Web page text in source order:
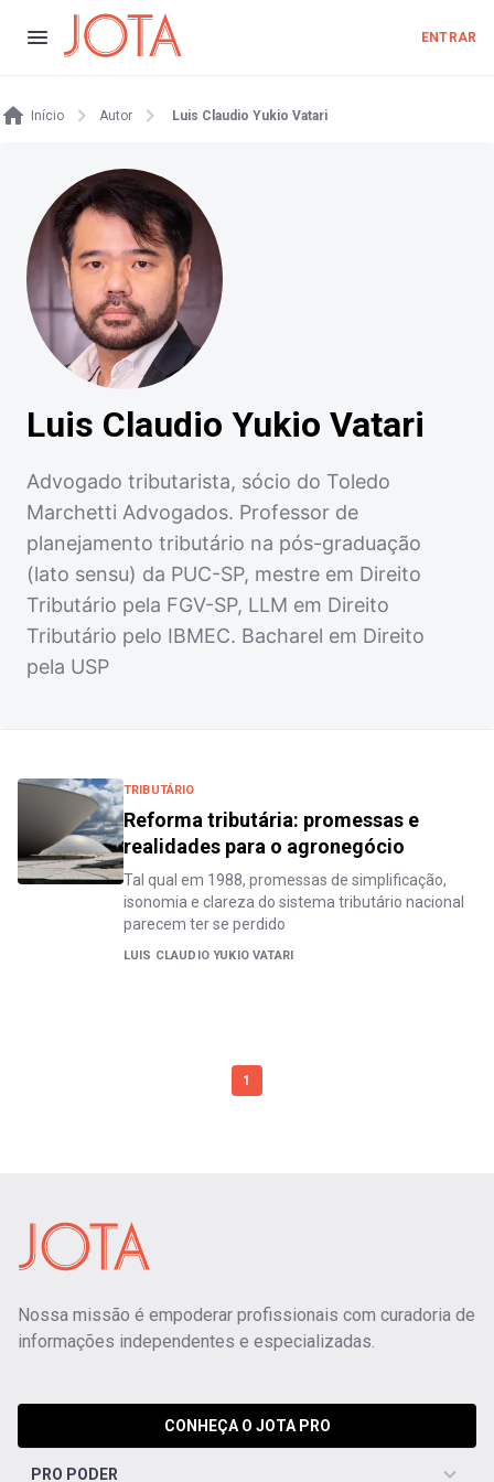
ENTRAR
Início Autor Luis Claudio Yukio Vatari
Luis Claudio Yukio Vatari
Advogado tributarista, sócio do Toledo
Marchetti Advogados. Professor de
planejamento tributário na pós-graduação
(lato sensu) da PUC-SP, mestre em Direito
Tributário pela FGV-SP, LLM em Direito
Tributário pelo IBMEC. Bacharel em Direito
pela USP
TRIBUTÁRIO
Reforma tributária: promessas e
realidades para o agronegócio
Tal qual em 1988, promessas de simplificação,
isonomia e clareza do sistema tributário nacional
parecem ter se perdido
LUIS CLAUDIO YUKIO VATARI
1
Nossa missão é empoderar profissionais com curadoria de
informações independentes e especializadas.
CONHEÇA O JOTA PRO
PRO PODER